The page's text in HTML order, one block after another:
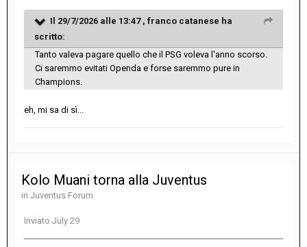
Il 29/7/2026 alle 13:47 , franco catanese ha
scritto:
Tanto valeva pagare quello che il PSG voleva l'anno scorso.
Ci saremmo evitati Openda e forse saremmo pure in
Champions.
eh, mi sa di sì...
Kolo Muani torna alla Juventus
in Juventus Forum
Inviato July 29